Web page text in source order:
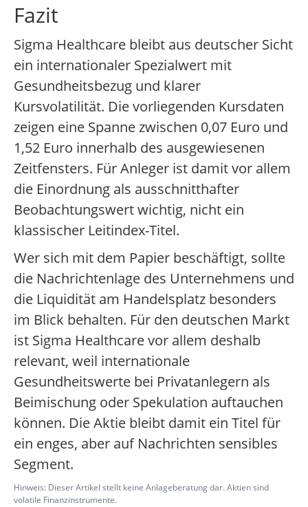
Fazit
Sigma Healthcare bleibt aus deutscher Sicht
ein internationaler Spezialwert mit
Gesundheitsbezug und klarer
Kursvolatilität. Die vorliegenden Kursdaten
zeigen eine Spanne zwischen 0,07 Euro und
1,52 Euro innerhalb des ausgewiesenen
Zeitfensters. Für Anleger ist damit vor allem
die Einordnung als ausschnitthafter
Beobachtungswert wichtig, nicht ein
klassischer Leitindex-Titel.
Wer sich mit dem Papier beschäftigt, sollte
die Nachrichtenlage des Unternehmens und
die Liquidität am Handelsplatz besonders
im Blick behalten. Für den deutschen Markt
ist Sigma Healthcare vor allem deshalb
relevant, weil internationale
Gesundheitswerte bei Privatanlegern als
Beimischung oder Spekulation auftauchen
können. Die Aktie bleibt damit ein Titel für
ein enges, aber auf Nachrichten sensibles
Segment.
Hinweis: Dieser Artikel stellt keine Anlageberatung dar. Aktien sind
volatile Finanzinstrumente.